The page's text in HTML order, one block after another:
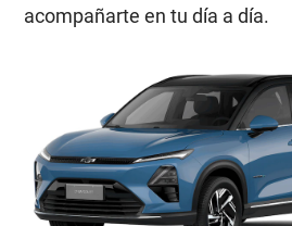
acompañarte en tu día a día.